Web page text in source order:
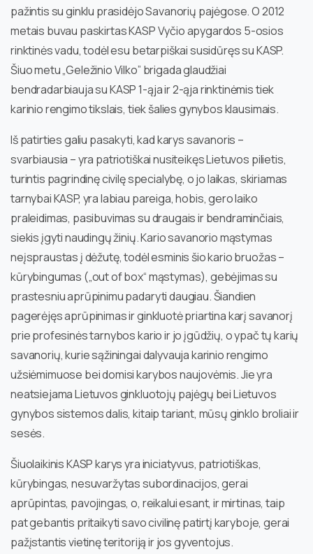
pažintis su ginklu prasidėjo Savanorių pajėgose. O 2012
metais buvau paskirtas KASP Vyčio apygardos 5-osios
rinktinės vadu, todėl esu betarpiškai susidūręs su KASP.
Šiuo metu „Geležinio Vilko” brigada glaudžiai
bendradarbiauja su KASP 1-ąja ir 2-ąja rinktinėmis tiek
karinio rengimo tikslais, tiek šalies gynybos klausimais.
Iš patirties galiu pasakyti, kad karys savanoris –
svarbiausia – yra patriotiškai nusiteikęs Lietuvos pilietis,
turintis pagrindinę civilę specialybę, o jo laikas, skiriamas
tarnybai KASP, yra labiau pareiga, hobis, gero laiko
praleidimas, pasibuvimas su draugais ir bendraminčiais,
siekis įgyti naudingų žinių. Kario savanorio mąstymas
neįspraustas į dėžutę, todėl esminis šio kario bruožas –
kūrybingumas („out of box“ mąstymas), gebėjimas su
prastesniu aprūpinimu padaryti daugiau. Šiandien
pagerėjęs aprūpinimas ir ginkluotė priartina karį savanorį
prie profesinės tarnybos kario ir jo įgūdžių, o ypač tų karių
savanorių, kurie sąžiningai dalyvauja karinio rengimo
užsiėmimuose bei domisi karybos naujovėmis. Jie yra
neatsiejama Lietuvos ginkluotojų pajėgų bei Lietuvos
gynybos sistemos dalis, kitaip tariant, mūsų ginklo broliai ir
sesės.
Šiuolaikinis KASP karys yra iniciatyvus, patriotiškas,
kūrybingas, nesuvaržytas subordinacijos, gerai
aprūpintas, pavojingas, o, reikalui esant, ir mirtinas, taip
pat gebantis pritaikyti savo civilinę patirtį karyboje, gerai
pažįstantis vietinę teritoriją ir jos gyventojus.